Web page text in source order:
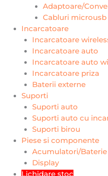
Adaptoare/
Cabluri microusb
Incarcatoare
Incarcatoare
Incarcatoare auto
Incarcatoare auto
Incarcatoare priza
Baterii externe
Suporti
Suporti auto
Suporti auto cu
Suporti birou
Piese si componente
Acumulatori/Baterie
Display
Lichidare stoc